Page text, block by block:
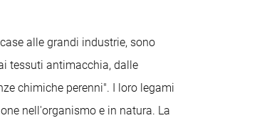
alle grandi industrie, sono
tessuti antimacchia, dalle
chimiche perenni". I loro legami
nell'organismo e in natura. La